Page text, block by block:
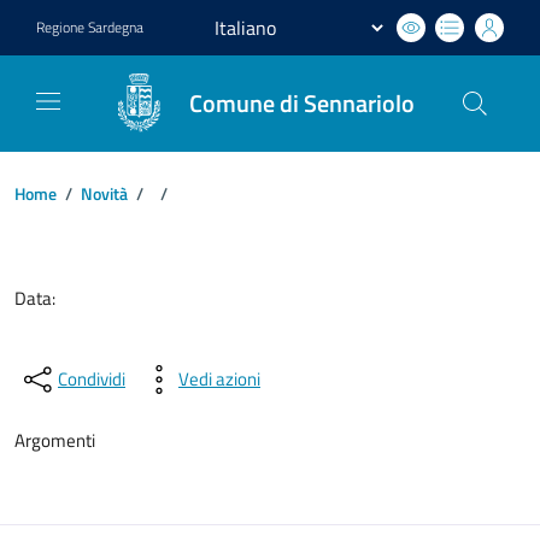
RegioneSardegna
Comune di Sennariolo
Home / Novità / /
Data:
Condividi Vedi azioni
Argomenti